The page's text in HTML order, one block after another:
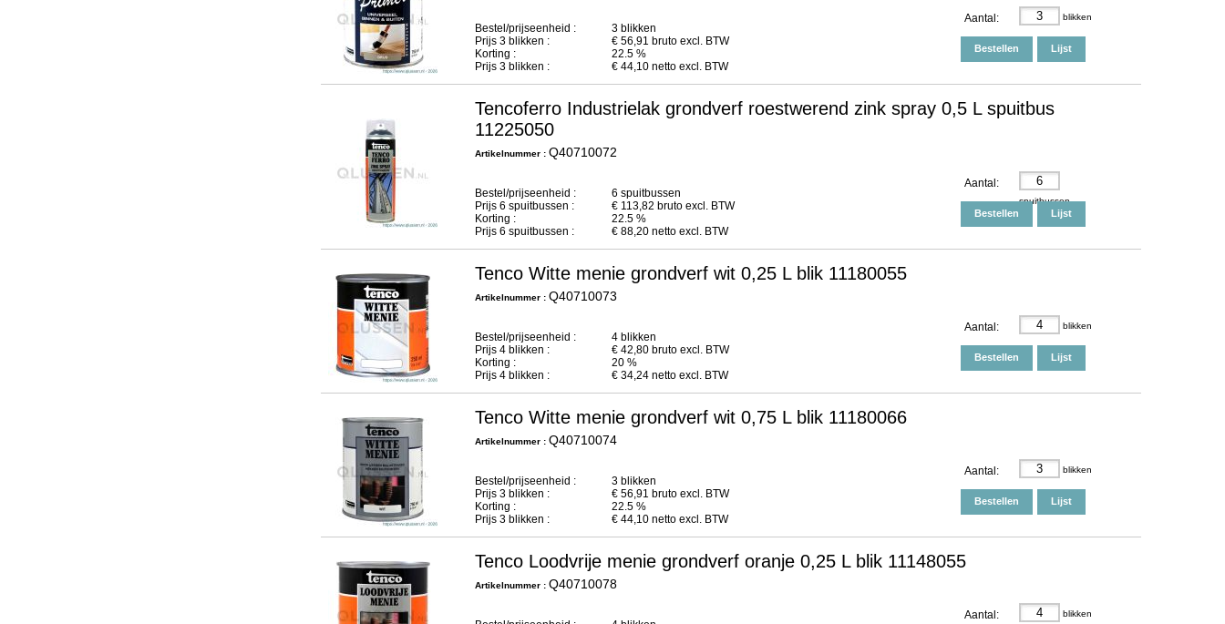
Bestel/prijseenheid :
3 blikken
Prijs 3 blikken : € 56,91 bruto excl. BTW
Korting :
22.5 %
Prijs 3 blikken : € 44,10 netto excl. BTW
Aantal: blikken
Bestellen Lijst
Tencoferro Industrielak grondverf roestwerend zink spray 0,5 L spuitbus
11225050
Artikelnummer : Q40710072
Bestel/prijseenheid :
6 spuitbussen
Prijs 6 spuitbussen : € 113,82 bruto excl. BTW
Korting :
22.5 %
Prijs 6 spuitbussen : € 88,20 netto excl. BTW
Aantal:
spuitbussen
Bestellen Lijst
Tenco Witte menie grondverf wit 0,25 L blik 11180055
Artikelnummer : Q40710073
Bestel/prijseenheid :
4 blikken
Prijs 4 blikken : € 42,80 bruto excl. BTW
Korting :
20 %
Prijs 4 blikken : € 34,24 netto excl. BTW
Aantal: blikken
Bestellen Lijst
Tenco Witte menie grondverf wit 0,75 L blik 11180066
Artikelnummer : Q40710074
Bestel/prijseenheid :
3 blikken
Prijs 3 blikken : € 56,91 bruto excl. BTW
Korting :
22.5 %
Prijs 3 blikken : € 44,10 netto excl. BTW
Aantal: blikken
Bestellen Lijst
Tenco Loodvrije menie grondverf oranje 0,25 L blik 11148055
Artikelnummer : Q40710078
Aantal: blikken